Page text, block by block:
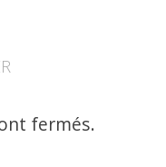
fermés.